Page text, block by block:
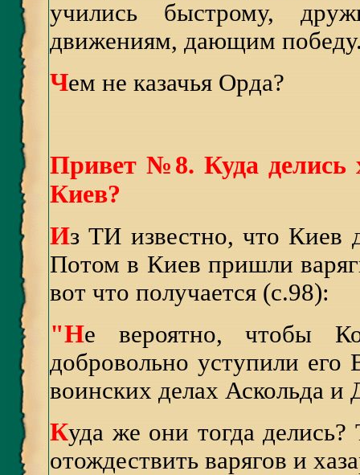
учились быстрому,
движениям, дающим
Чем не казачья Орда?
Привет №8. Куда делись
Киев?
Из ТИ известно, что Киев
Потом в Киев пришли
вот что получается (с.98):
"Не вероятно, чтобы
добровольно уступили
воинских делах Аскольда
Куда же они тогда делись?
отождествить варягов и